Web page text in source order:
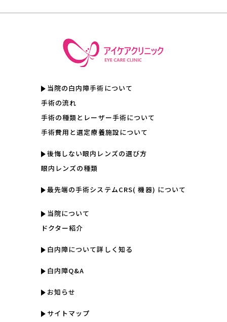
当院の白内障手術について
手術の流れ
手術の種類とレーザー手術について
手術費用と選定療養施設について
後悔しない眼内レンズの選び方
眼内レンズの種類
最先端の手術システムCRS( 機器) について
当院について
ドクター紹介
白内障について詳しく知る
白内障Q&A
お知らせ
サイトマップ